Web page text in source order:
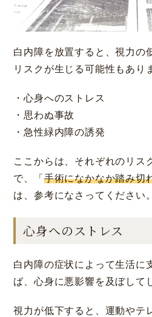
白内障を放置すると、視力の
リスクが生じる可能性もあり
・心身へのストレス
・思わぬ事故
・急性緑内障の誘発
ここからは、それぞれのリス
で、「 手術になかなか踏み切
は、参考になさってください。
心身へのストレス
白内障の症状によって生活に
ば、心身に悪影響を及ぼして
視力が低下すると、運動やテ